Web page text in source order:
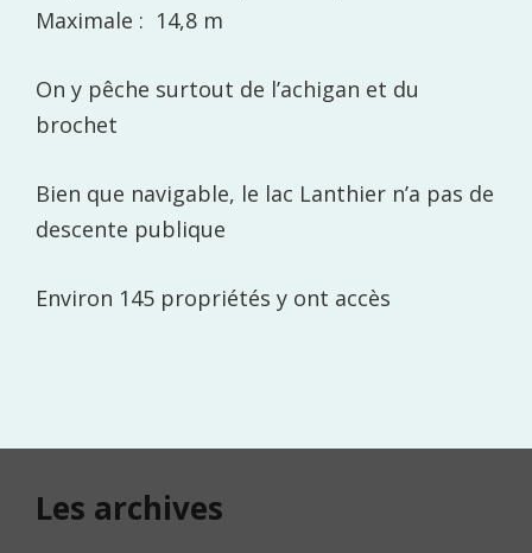
Maximale : 14,8 m
On y pêche surtout de l’achigan et du
brochet
Bien que navigable, le lac Lanthier n’a pas de
descente publique
Environ 145 propriétés y ont accès
Les archives